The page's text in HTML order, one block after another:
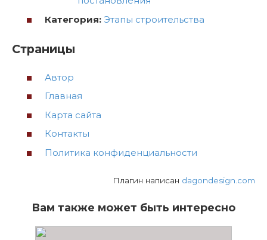
Категория: Этапы строительства
Страницы
Автор
Главная
Карта сайта
Контакты
Политика конфиденциальности
Плагин написан dagondesign.com
Вам также может быть интересно